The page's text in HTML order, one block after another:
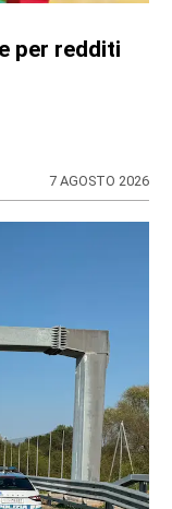
per redditi
7 AGOSTO 2026